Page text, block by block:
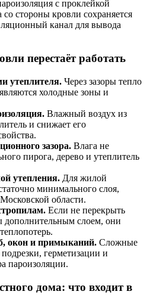
с проклейкой
стороны кровли сохраняется
канал для вывода
перестаёт работать
утеплителя. Через зазоры тепло
холодные зоны и
Влажный воздух из
и снижает его
зазора. Влага не
пирога, дерево и утеплитель
утепления. Для жилой
минимального слоя,
области.
Если не перекрыть
дополнительным слоем, они
окон и примыканий. Сложные
герметизации и
пароизоляции.
дома: что входит в